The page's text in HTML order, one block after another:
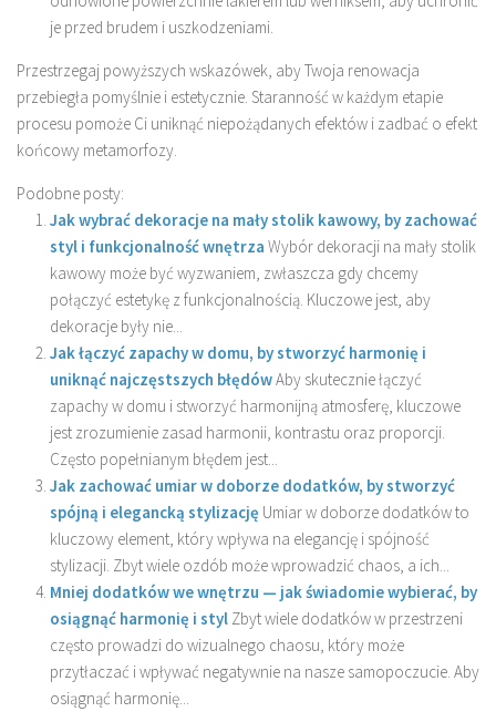
je przed brudem i uszkodzeniami.
Przestrzegaj powyższych wskazówek, aby Twoja renowacja
przebiegła pomyślnie i estetycznie. Staranność w każdym etapie
procesu pomoże Ci uniknąć niepożądanych efektów i zadbać o efekt
końcowy metamorfozy.
Podobne posty:
Jak wybrać dekoracje na mały stolik kawowy, by zachować
styl i funkcjonalność wnętrza Wybór dekoracji na mały stolik
kawowy może być wyzwaniem, zwłaszcza gdy chcemy
połączyć estetykę z funkcjonalnością. Kluczowe jest, aby
dekoracje były nie...
Jak łączyć zapachy w domu, by stworzyć harmonię i
uniknąć najczęstszych błędówAby skutecznie łączyć
zapachy w domu i stworzyć harmonijną atmosferę, kluczowe
jest zrozumienie zasad harmonii, kontrastu oraz proporcji.
Często popełnianym błędem jest...
Jak zachować umiar w doborze dodatków, by stworzyć
spójną i elegancką stylizację Umiar w doborze dodatków to
kluczowy element, który wpływa na elegancję i spójność
stylizacji. Zbyt wiele ozdób może wprowadzić chaos, a ich...
Mniej dodatków we wnętrzu — jak świadomie wybierać, by
osiągnąć harmonię i styl Zbyt wiele dodatków w przestrzeni
często prowadzi do wizualnego chaosu, który może
przytłaczać i wpływać negatywnie na nasze samopoczucie. Aby
osiągnąć harmonię...